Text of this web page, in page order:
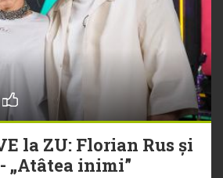
la ZU: Florian Rus și
inimi”